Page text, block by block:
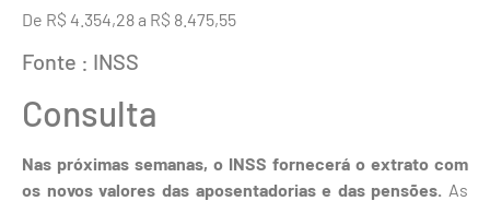
De R$ 4.354,28 a R$ 8.475,55
Fonte : INSS
Consulta
Nas próximas semanas, o INSS fornecerá o extrato com
os novos valores das aposentadorias e das pensões. As